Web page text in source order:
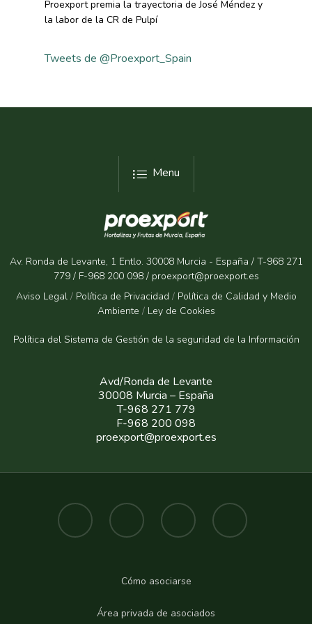
Proexport premia la trayectoria de José Méndez y
la labor de la CR de Pulpí
Tweets de @Proexport_Spain
Menu
Av. Ronda de Levante, 1 Entlo. 30008 Murcia - España / T-968 271
779 / F-968 200 098 / proexport@proexport.es
Aviso Legal/ Política de Privacidad /Política de Calidad y Medio
Ambiente / Ley de Cookies
Política del Sistema de Gestión de la seguridad de la Información
Avd/Ronda de Levante
30008 Murcia – España
T-968 271 779
F-968 200 098
proexport@proexport.es
Cómo asociarse
Área privada de asociados